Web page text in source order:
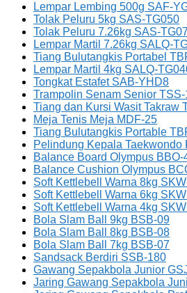
Lempar Lembing 500g SAF-
Tolak Peluru 5kg SAS-TG050
Tolak Peluru 7.26kg SAS-
Lempar Martil 7.26kg SALQ-
Tiang Bulutangkis Portabel
Lempar Martil 4kg SALQ-
Tongkat Estafet SAB-YHD8
Trampolin Senam Senior
Tiang dan Kursi Wasit Takraw
Meja Tenis Meja MDF-25
Tiang Bulutangkis Portable
Pelindung Kepala Taekwondo
Balance Board Olympus BBO-
Balance Cushion Olympus
Soft Kettlebell Warna 8kg
Soft Kettlebell Warna 6kg
Soft Kettlebell Warna 4kg
Bola Slam Ball 9kg BSB-09
Bola Slam Ball 8kg BSB-08
Bola Slam Ball 7kg BSB-07
Sandsack Berdiri SSB-180
Gawang Sepakbola Junior
Jaring Gawang Sepakbola